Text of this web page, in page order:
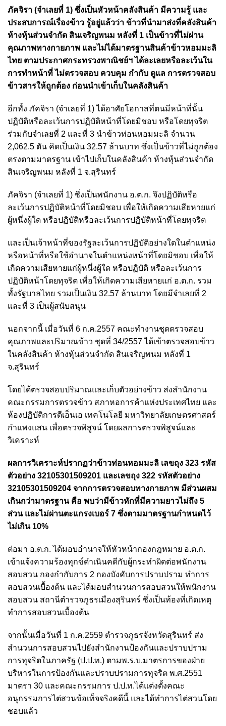
ภัคจิรา (จำเลยที่ 1) ซึ่งเป็นหัวหน้าคลังสินค้า มีความรู้ และ
ประสบการณ์เรื่องข้าว รู้อยู่แล้วว่า ข้าวที่นำมาส่งที่คลังสินค้า
ห้างหุ้นส่วนจำกัด สินเจริญพนม หลังที่ 1 เป็นข้าวที่ไม่ผ่าน
คุณภาพทางกายภาพ และไม่ได้มาตรฐานสินค้าข้าวหอมมะลิ
ไทย ตามประกาศกระทรวงพาณิชย์ฯ ได้ละเลยหรือละเว้นใน
การทำหน้าที่ ไม่ตรวจสอบ ควบคุม กำกับ ดูแล การตรวจสอบ
ข้าวสารให้ถูกต้อง ก่อนนำเข้าเก็บในคลังสินค้า
อีกทั้ง ภัคจิรา (จำเลยที่ 1) ได้อาศัยโอกาสที่ตนมีหน้าที่นั้น
ปฏิบัติหรือละเว้นการปฏิบัติหน้าที่โดยมิชอบ หรือโดยทุจริต
ร่วมกับจำเลยที่ 2 และที่ 3 นำข้าวท่อนหอมมะลิ จำนวน
2,062.5 ตัน คิดเป็นเงิน 32.57 ล้านบาท ซึ่งเป็นข้าวที่ไม่ถูกต้อง
ตรงตามมาตรฐาน เข้าไปเก็บในคลังสินค้า ห้างหุ้นส่วนจำกัด
สินเจริญพนม หลังที่ 1 จ.สุรินทร์
ภัคจิรา (จำเลยที่ 1) ซึ่งเป็นพนักงาน อ.ต.ก. จึงปฏิบัติหรือ
ละเว้นการปฏิบัติหน้าที่โดยมิชอบ เพื่อให้เกิดความเสียหายแก่
ผู้หนึ่งผู้ใด หรือปฏิบัติหรือละเว้นการปฏิบัติหน้าที่โดยทุจริต
และเป็นเจ้าหน้าที่ของรัฐละเว้นการปฏิบัติอย่างใดในตำแหน่ง
หรือหน้าที่หรือใช้อำนาจในตำแหน่งหน้าที่โดยมิชอบ เพื่อให้
เกิดความเสียหายแก่ผู้หนึ่งผู้ใด หรือปฏิบัติ หรือละเว้นการ
ปฏิบัติหน้าโดยทุจริต เพื่อให้เกิดความเสียหายแก่ อ.ต.ก. รวม
ทั้งรัฐบาลไทย รวมเป็นเงิน 32.57 ล้านบาท โดยมีจำเลยที่ 2
และที่ 3 เป็นผู้สนับสนุน
นอกจากนี้ เมื่อวันที่ 6 ก.ค.2557 คณะทำงานชุดตรวจสอบ
คุณภาพและปริมาณข้าว ชุดที่ 34/2557 ได้เข้าตรวจสอบข้าว
ในคลังสินค้า ห้างหุ้นส่วนจำกัด สินเจริญพนม หลังที่ 1
จ.สุรินทร์
โดยได้ตรวจสอบปริมาณและเก็บตัวอย่างข้าว ส่งสำนักงาน
คณะกรรมการตรวจข้าว สภาหอการค้าแห่งประเทศไทย และ
ห้องปฏิบัติการดีเอ็นเอ เทคโนโลยี มหาวิทยาลัยเกษตรศาสตร์
กำแพงแสน เพื่อตรวจพิสูจน์ โดยผลการตรวจพิสูจน์และ
วิเคราะห์
ผลการวิเคราะห์ปรากฏว่าข้าวท่อนหอมมะลิ เลขถุง 323 รหัส
ตัวอย่าง 32105301509201 และเลขถุง 322 รหัสตัวอย่าง
32105301509204 จากการตรวจสอบทางกายภาพ มีส่วนผสม
เกินกว่ามาตรฐาน คือ พบว่ามีข้าวหักที่มีความยาวไม่ถึง 5
ส่วน และไม่ผ่านตะแกรงเบอร์ 7 ซึ่งตามมาตรฐานกำหนดไว้
ไม่เกิน 10%
ต่อมา อ.ต.ก. ได้มอบอำนาจให้หัวหน้ากองกฎหมาย อ.ต.ก.
เข้าแจ้งความร้องทุกข์ดำเนินคดีกับผู้กระทำผิดต่อพนักงาน
สอบสวน กองกำกับการ 2 กองบังคับการปราบปราม ทำการ
สอบสวนเบื้องต้น และได้มอบสำนวนการสอบสวนให้พนักงาน
สอบสวน สถานีตำรวจภูธรเมืองสุรินทร์ ซึ่งเป็นท้องที่เกิดเหตุ
ทำการสอบสวนเบื้องต้น
จากนั้นเมื่อวันที่ 1 ก.ค.2559 ตำรวจภูธรจังหวัดสุรินทร์ ส่ง
สำนวนการสอบสวนไปยังสำนักงานป้องกันและปราบปราม
การทุจริตในภาครัฐ (ป.ป.ท.) ตามพ.ร.บ.มาตรการของฝ่าย
บริหารในการป้องกันและปราบปรามการทุจริต พ.ศ.2551
มาตรา 30 และคณะกรรมการ ป.ป.ท.ได้แต่งตั้งคณะ
อนุกรรมการไต่สวนข้อเท็จจริงคดีนี้ และได้ทำการไต่สวนโดย
ชอบแล้ว